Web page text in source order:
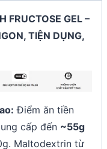
FRUCTOSE GEL –
TIỆN DỤNG,
Điểm ăn tiền
cấp đến ~55g
Maltodextrin từ